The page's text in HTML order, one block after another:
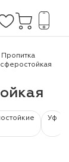
Пропитка
Уф